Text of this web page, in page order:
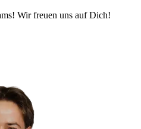
Wir freuen uns auf Dich!